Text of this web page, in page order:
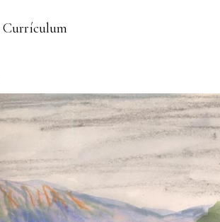
Currículum